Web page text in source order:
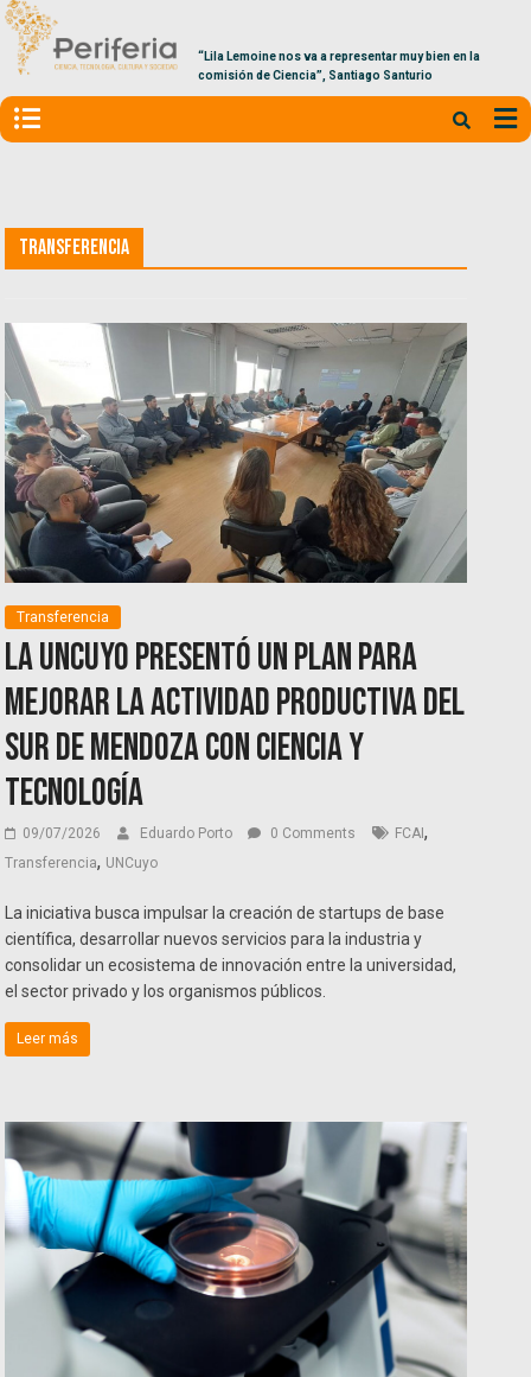
“Lila Lemoine nos va a representar muy bien en la
comisión de Ciencia”, Santiago Santurio
Transferencia
Transferencia
La UNCuyo presentó un plan para
mejorar la actividad productiva del
sur de Mendoza con ciencia y
tecnología
09/07/2026 Eduardo Porto 0 Comments FCAI,
Transferencia, UNCuyo
La iniciativa busca impulsar la creación de startups de base
científica, desarrollar nuevos servicios para la industria y
consolidar un ecosistema de innovación entre la universidad,
el sector privado y los organismos públicos.
Leer más